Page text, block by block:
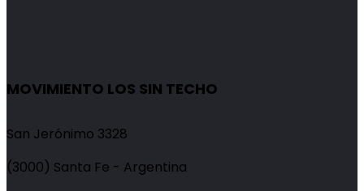
MOVIMIENTO LOS SIN TECHO
San Jerónimo 3328
(3000) Santa Fe - Argentina